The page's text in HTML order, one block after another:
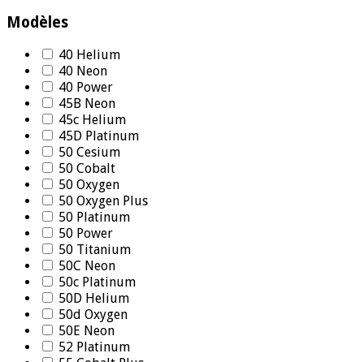
Modèles
40 Helium
40 Neon
40 Power
45B Neon
45c Helium
45D Platinum
50 Cesium
50 Cobalt
50 Oxygen
50 Oxygen Plus
50 Platinum
50 Power
50 Titanium
50C Neon
50c Platinum
50D Helium
50d Oxygen
50E Neon
52 Platinum